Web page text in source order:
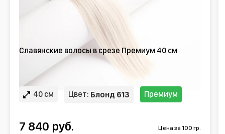
Славянские волосы в срезе Премиум 40 см
40 см Цвет: Блонд 613 Премиум
7 840 руб. Цена за 100 гр.